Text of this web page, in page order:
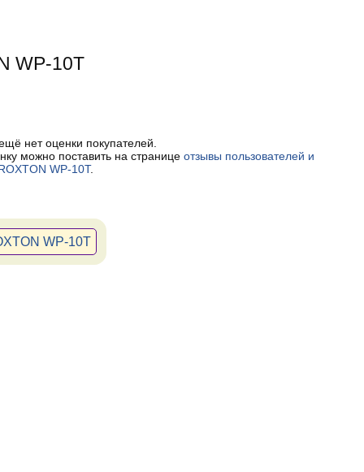
WP-10T
нет оценки покупателей.
можно поставить на странице отзывы пользователей и
WP-10T.
WP-10T